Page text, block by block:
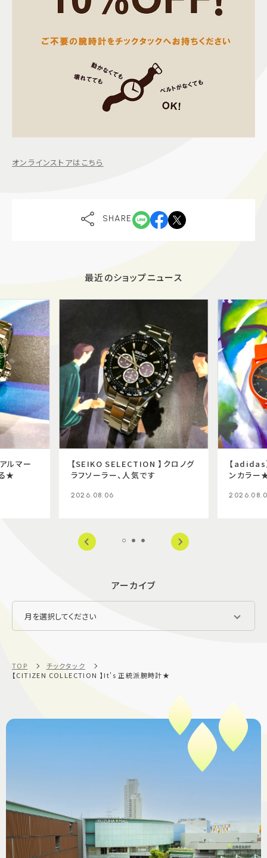
オンラインストアはこちら
SHARE
最近のショップニュース
ルマー
★
【SEIKO SELECTION 】クロノグ
ラフソーラー、人気です
2026.08.06
【adidas
ンカラー
アーカイブ
TOP
チックタック
【CITIZEN COLLECTION 】It's 正統派腕時計★